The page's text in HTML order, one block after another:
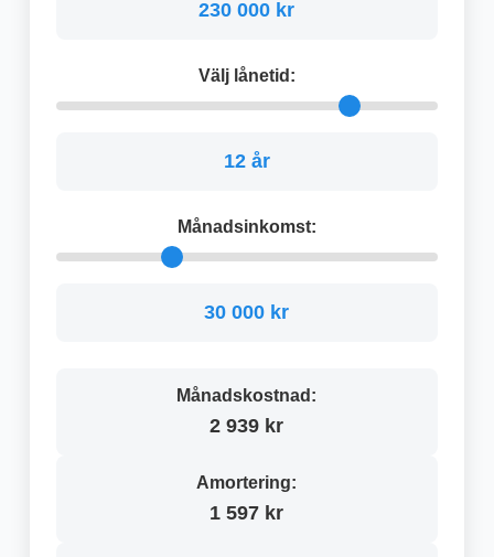
230 000 kr
Välj lånetid:
12 år
Månadsinkomst:
30 000 kr
Månadskostnad:
2 939 kr
Amortering:
1 597 kr